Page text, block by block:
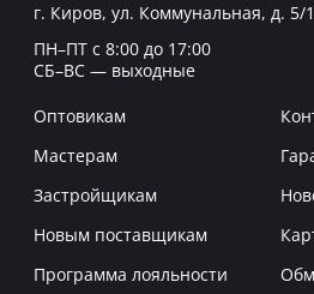
г. Киров, ул. Коммунальная, д. 5/1
ПН–ПТ с 8:00 до 17:00
СБ–ВС — выходные
Оптовикам
Мастерам
Застройщикам
Новым поставщикам
Программа лояльности